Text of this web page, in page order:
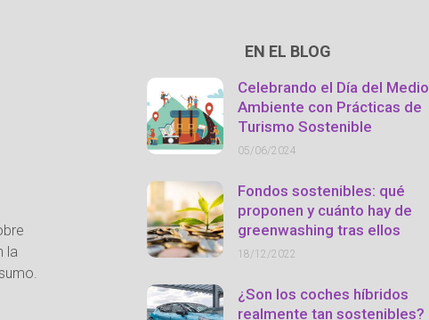
la
EN EL BLOG
Celebrando el Día del Medio
Ambiente con Prácticas de
Turismo Sostenible
05/06/2024
Fondos sostenibles: qué
proponen y cuánto hay de
greenwashing tras ellos
18/12/2022
¿Son los coches híbridos
realmente tan sostenibles?